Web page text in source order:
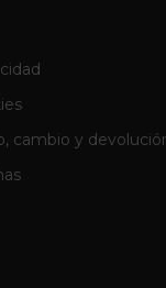
cambio y